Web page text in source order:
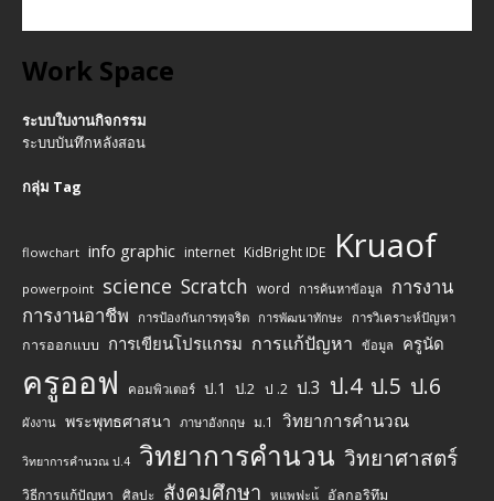
Work Space
ระบบใบงานกิจกรรม
ระบบบันทึกหลังสอน
กลุ่ม Tag
flowchart info graphic internet KidBright IDE Kruaof
powerpoint science Scratch word การค้นหาข้อมูล
การงาน
การงานอาชีพ
การป้องกันการทุจริต การพัฒนาทักษะ การวิเคราะห์ปัญหา
การออกแบบ การเขียนโปรแกรม การแก้ปัญหา ข้อมูล ครูนัด
ครูออฟ คอมพิวเตอร์ ป.1 ป.2 ป .2 ป.3 ป.4 ป.5 ป.6
ผังงาน พระพุทธศาสนา ภาษาอังกฤษ ม.1 วิทยาการคำนวณ
วิทยาการคำนวณ ป.4 วิทยาการคำนวน วิทยาศาสตร์
วิธีการแก้ปัญหา ศิลปะ สังคมศึกษา หแพฟะแ้ อัลกอริทึม